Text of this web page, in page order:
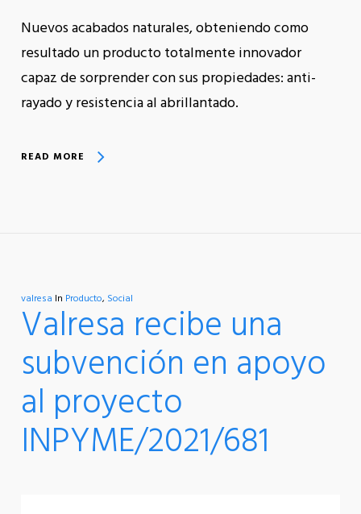
Nuevos acabados naturales, obteniendo como
resultado un producto totalmente innovador
capaz de sorprender con sus propiedades: anti-
rayado y resistencia al abrillantado.
READ MORE
valresa In Producto, Social
Valresa recibe una
subvención en apoyo
al proyecto
INPYME/2021/681